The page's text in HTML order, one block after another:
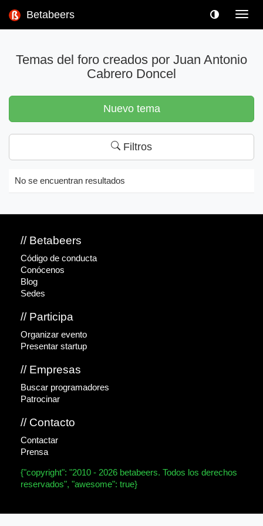
Betabeers
Temas del foro creados por Juan Antonio
Cabrero Doncel
Nuevo tema
Filtros
No se encuentran resultados
// Betabeers
Código de conducta
Conócenos
Blog
Sedes
// Participa
Organizar evento
Presentar startup
// Empresas
Buscar programadores
Patrocinar
// Contacto
Contactar
Prensa
{"copyright": "2010 - 2026 betabeers. Todos los derechos
reservados", "awesome": true}